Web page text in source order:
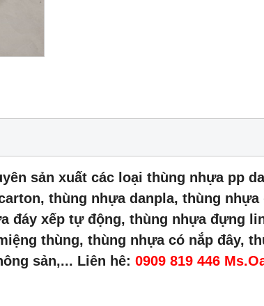
sản xuất các loại thùng nhựa pp
thùng nhựa danpla, thùng nhựa
đáy xếp tự động, thùng nhựa đựng
thùng, thùng nhựa có nắp đây,
sản,... Liên hê: 0909 819 446